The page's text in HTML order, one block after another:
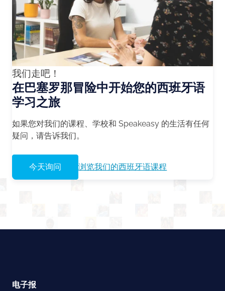
我们走吧！
在巴塞罗那冒险中开始您的西班牙语
学习之旅
如果您对我们的课程、学校和 Speakeasy 的生活有任何
疑问，请告诉我们。
今天询问 浏览我们的西班牙语课程
电子报